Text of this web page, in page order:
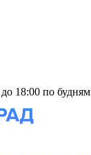
18:00 по будням